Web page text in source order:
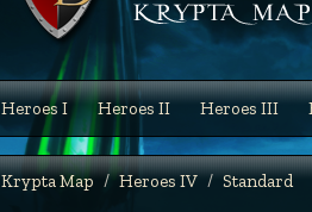
Heroes I Heroes II Heroes III
Krypta Map Heroes IV Standard